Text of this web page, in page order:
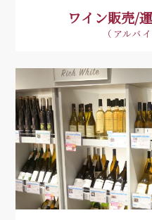
ワイン販売/
（アルバ